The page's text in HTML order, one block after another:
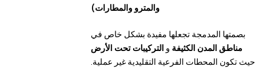
والمترو والمطارات)
بصمتها المدمجة تجعلها مفيدة بشكل خاص في
مناطق المدن الكثيفةوالتركيبات تحت الأرض
حيث تكون المحطات الفرعية التقليدية غير عملية.